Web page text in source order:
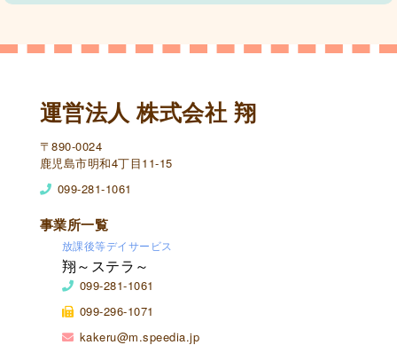
運営法人 株式会社 翔
〒890-0024
鹿児島市明和4丁目11-15
099-281-1061
事業所一覧
放課後等デイサービス
翔～ステラ～
099-281-1061
099-296-1071
kakeru@m.speedia.jp